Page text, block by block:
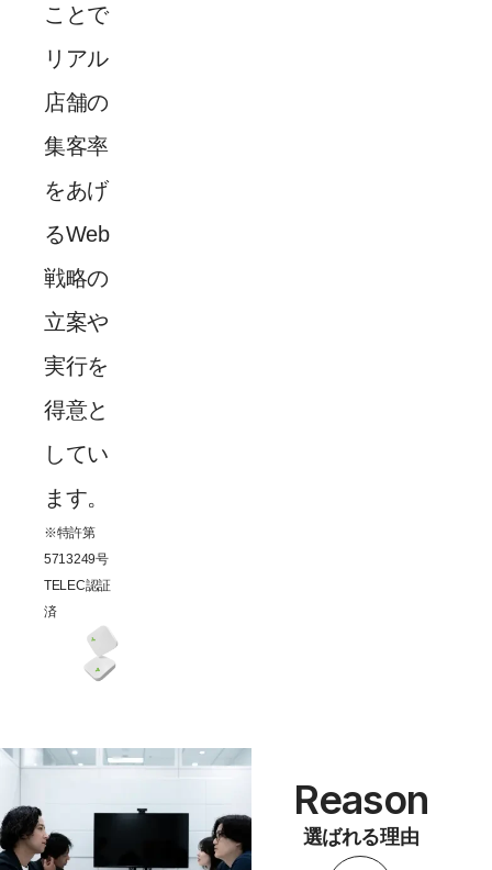
ことで
リアル
店舗の
集客率
をあげ
るWeb
戦略の
立案や
実行を
得意と
してい
ます。
※特許第
5713249号
TELEC認証
済
Reason
選ばれる理由